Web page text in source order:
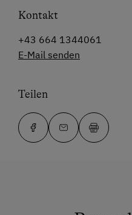
Kontakt
+43 664 1344061
E-Mail senden
Teilen